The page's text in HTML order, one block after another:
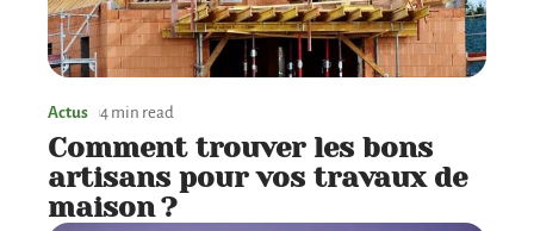
Actus 4 min read
Comment trouver les bons
artisans pour vos travaux de
maison ?